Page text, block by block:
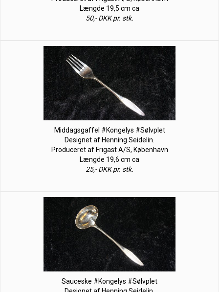
Længde 19,5 cm ca
50,- DKK pr. stk.
Middagsgaffel #Kongelys #Sølvplet
Designet af Henning Seidelin.
Produceret af Frigast A/S, København
Længde 19,6 cm ca
25,- DKK pr. stk.
Sauceske #Kongelys #Sølvplet